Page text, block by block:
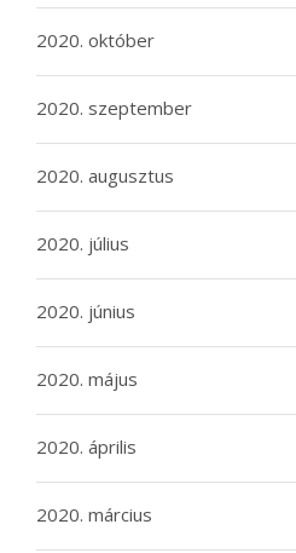
2020. október
2020. szeptember
2020. augusztus
2020. július
2020. június
2020. május
2020. április
2020. március